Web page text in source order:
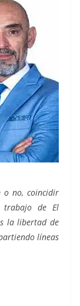
o no, coincidir
trabajo de El
la libertad de
líneas